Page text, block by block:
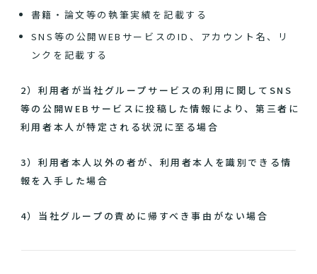
書籍・論文等の執筆実績を記載する
SNS等の公開WEBサービスのID、アカウント名、リ
ンクを記載する
2）利用者が当社グループサービスの利用に関してSNS
等の公開WEBサービスに投稿した情報により、第三者に
利用者本人が特定される状況に至る場合
3）利用者本人以外の者が、利用者本人を識別できる情
報を入手した場合
4）当社グループの責めに帰すべき事由がない場合